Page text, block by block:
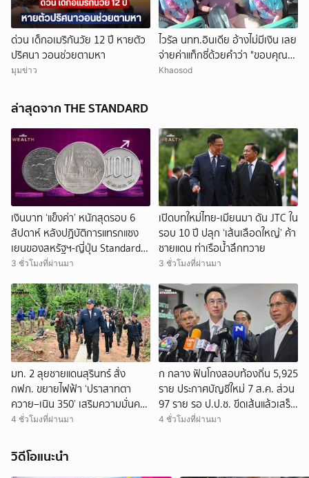
ด่วน เด็กอเมริกันวัย 12 ปี หายตัว
ปริศนา วอนช่วยตามหา
มุมข่าว
ไวรัล นทท.อินเดีย อ้างไม่มีเงิน เลย
จ่ายค่าแท็กซี่ด้วยคำว่า "ขอบคุณ"
คนขับอึ้ง แห่วิจารณ์
Khaosod
ล่าสุดจาก THE STANDARD
เงินบาท ‘แข็งค่า’ หนักสุดรอบ 6
สัปดาห์ หลังปฏิบัติการแทรกแซง
เยนของสหรัฐฯ-ญี่ปุ่น Standard
Chartered เปิดเป้าสิ้นปีนี้จ่อแข็ง
3 ชั่วโมงที่ผ่านมา
เปิดบทใหม่ไทย-เมียนมา ดัน JTC ใน
รอบ 10 ปี ปลุก ‘เส้นเลือดใหญ่’ ค้า
ชายแดน ท่าเรือน้ำลึกทวาย
3 ชั่วโมงที่ผ่านมา
มท. 2 ลุยชายแดนสุรินทร์ สั่ง
กฟภ. ขยายไฟฟ้า ‘ปราสาทตา
ควาย–เนิน 350’ เสริมความมั่นคง
ชายแดน
4 ชั่วโมงที่ผ่านมา
ก กลาง ฟันโกงสอบท้องถิ่น 5,925
ราย ประกาศบัญชีใหม่ 7 ส.ค. ส่วน
97 ราย รอ ป.ป.ช. ขีดเส้นแล้วเสร็จ
31 ส.ค.
4 ชั่วโมงที่ผ่านมา
วิดีโอแนะนำ